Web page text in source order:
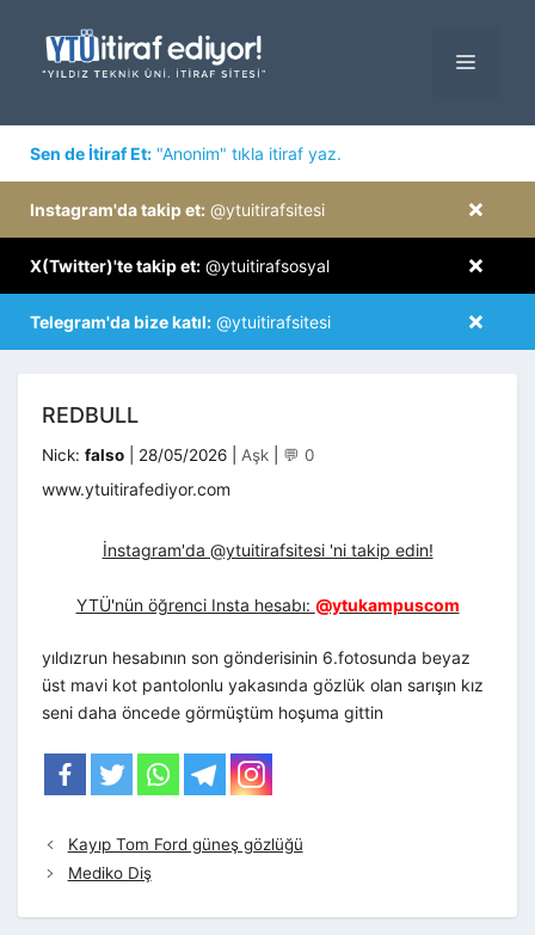
MENÜ
Sen de İtiraf Et: "Anonim" tıkla itiraf yaz.
×
Instagram'da takip et: @ytuitirafsitesi
×
X(Twitter)'te takip et: @ytuitirafsosyal
×
Telegram'da bize katıl: @ytuitirafsitesi
REDBULL
Nick: falso 28/05/2026 Kategoriler
Aşk 💬 0
www.ytuitirafediyor.com
İnstagram'da @ytuitirafsitesi 'ni takip edin!
YTÜ'nün öğrenci Insta hesabı: @ytukampuscom
yıldızrun hesabının son gönderisinin 6.fotosunda beyaz
üst mavi kot pantolonlu yakasında gözlük olan sarışın kız
seni daha öncede görmüştüm hoşuma gittin
Kayıp Tom Ford güneş gözlüğü
Mediko Diş